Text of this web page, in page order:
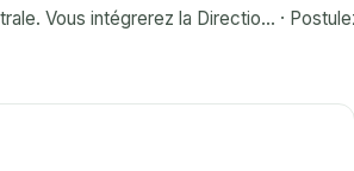
Vous intégrerez la Directio... ·